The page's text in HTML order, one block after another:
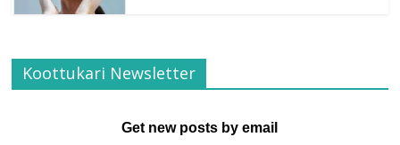
Koottukari Newsletter
Get new posts by email